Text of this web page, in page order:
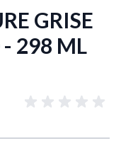
GRISE
- 298 ML